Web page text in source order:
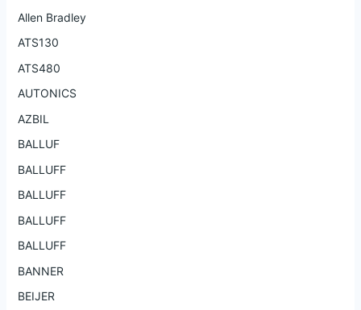
Allen Bradley
ATS130
ATS480
AUTONICS
AZBIL
BALLUF
BALLUFF
BALLUFF
BALLUFF
BALLUFF
BANNER
BEIJER